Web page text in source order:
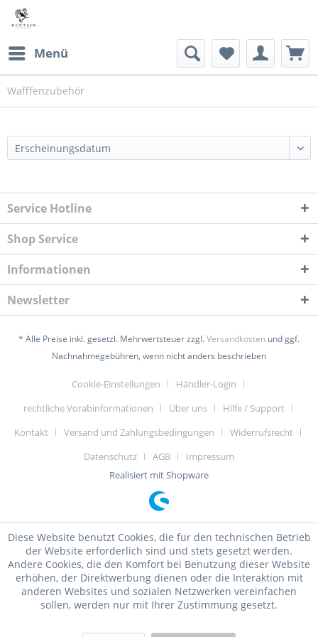
Menü
Wafffenzubehör
Service Hotline
Shop Service
Informationen
Newsletter
* Alle Preise inkl. gesetzl. Mehrwertsteuer zzgl.Versandkosten und ggf.
Nachnahmegebühren, wenn nicht anders beschrieben
Cookie-Einstellungen
Händler-Login
rechtliche Vorabinformationen
Über uns
Hilfe / Support
Kontakt
Versand und Zahlungsbedingungen
Widerrufsrecht
Datenschutz
AGB
Impressum
Realisiert mit Shopware
Diese Website benutzt Cookies, die für den technischen Betrieb
der Website erforderlich sind und stets gesetzt werden.
Andere Cookies, die den Komfort bei Benutzung dieser Website
erhöhen, der Direktwerbung dienen oder die Interaktion mit
anderen Websites und sozialen Netzwerken vereinfachen
sollen, werden nur mit Ihrer Zustimmung gesetzt.